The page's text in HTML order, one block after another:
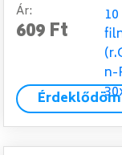
Ár:
609 Ft
Érdeklődöm